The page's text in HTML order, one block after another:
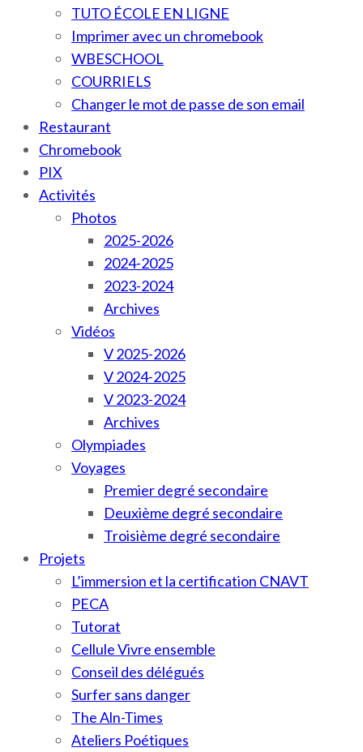
TUTO ÉCOLE EN LIGNE
Imprimer avec un chromebook
WBESCHOOL
COURRIELS
Changer le mot de passe de son email
Restaurant
Chromebook
PIX
Activités
Photos
2025-2026
2024-2025
2023-2024
Archives
Vidéos
V 2025-2026
V 2024-2025
V 2023-2024
Archives
Olympiades
Voyages
Premier degré secondaire
Deuxième degré secondaire
Troisième degré secondaire
Projets
L’immersion et la certification CNAVT
PECA
Tutorat
Cellule Vivre ensemble
Conseil des délégués
Surfer sans danger
The Aln-Times
Ateliers Poétiques